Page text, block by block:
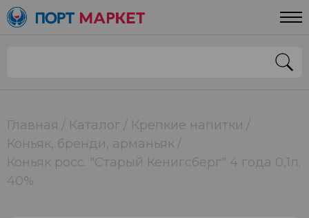
Главная Каталог
Крепкие напитки
Коньяк, бренди, арманьяк
Коньяк росс. "Старый Кенигсберг" 4 года 0,1л.
40%